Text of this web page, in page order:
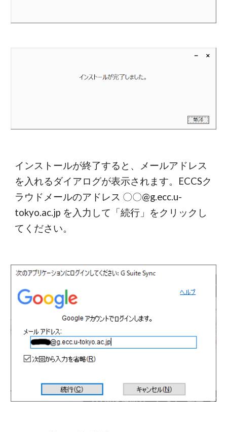
インストールが終了すると、メールアドレス
を入れるダイアログが表示されます。ECCSク
ラウドメールのアドレス 〇〇@g.ecc.u-
tokyo.ac.jp を入力して「続行」をクリックし
てください。